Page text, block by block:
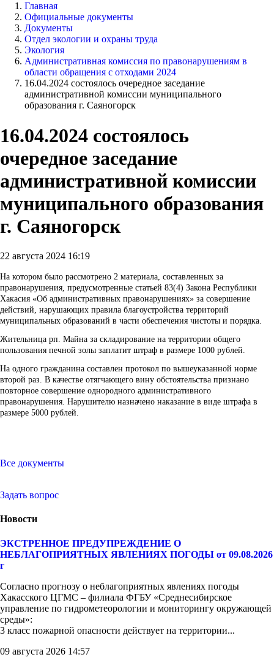
Главная
Официальные документы
Документы
Отдел экологии и охраны труда
Экология
Административная комиссия по правонарушениям в
области обращения с отходами 2024
16.04.2024 состоялось очередное заседание
административной комиссии муниципального
образования г. Саяногорск
16.04.2024 состоялось
очередное заседание
административной комиссии
муниципального образования
г. Саяногорск
22 августа 2024 16:19
На котором было рассмотрено 2 материала, составленных за
правонарушения, предусмотренные статьей 83(4) Закона Республики
Хакасия «Об административных правонарушениях» за совершение
действий, нарушающих правила благоустройства территорий
муниципальных образований в части обеспечения чистоты и порядка.
Жительница рп. Майна за складирование на территории общего
пользования печной золы заплатит штраф в размере 1000 рублей.
На одного гражданина составлен протокол по вышеуказанной норме
второй раз. В качестве отягчающего вину обстоятельства признано
повторное совершение однородного административного
правонарушения. Нарушителю назначено наказание в виде штрафа в
размере 5000 рублей.
Все документы
Задать вопрос
Новости
ЭКСТРЕННОЕ ПРЕДУПРЕЖДЕНИЕ О
НЕБЛАГОПРИЯТНЫХ ЯВЛЕНИЯХ ПОГОДЫ от 09.08.2026
г
Согласно прогнозу о неблагоприятных явлениях погоды
Хакасского ЦГМС – филиала ФГБУ «Среднесибирское
управление по гидрометеорологии и мониторингу окружающей
среды»:
3 класс пожарной опасности действует на территории...
09 августа 2026 14:57